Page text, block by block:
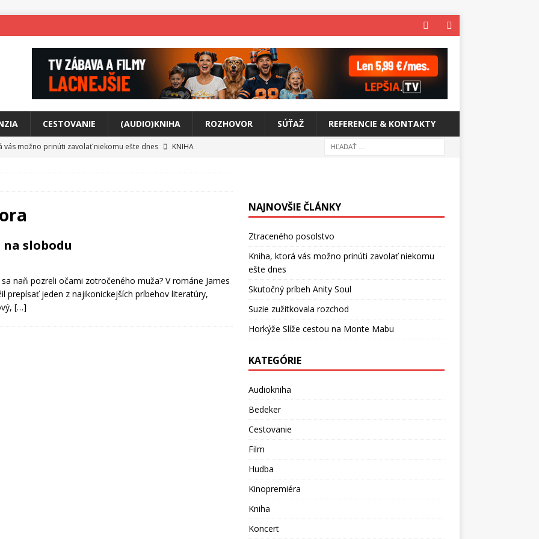
CESTOVANIE (AUDIO)KNIHA ROZHOVOR SÚŤAŽ REFERENCIE & KONTAKTY
vás možno prinúti zavolať niekomu ešte dnes
KNIHA
rozchod
cestou na Monte Mabu
svet plný tajomstiev
slobodu
naň pozreli očami zotročeného muža? V románe James
prepísať jeden z najikonickejších príbehov literatúry,
[…]
NAJNOVŠIE ČLÁNKY
Ztraceného posolstvo
Kniha, ktorá vás možno prinúti zavolať niekomu
ešte dnes
Skutočný príbeh Anity Soul
Suzie zužitkovala rozchod
Horkýže Slíže cestou na Monte Mabu
KATEGÓRIE
Audiokniha
Bedeker
Cestovanie
Film
Hudba
Kinopremiéra
Kniha
Koncert